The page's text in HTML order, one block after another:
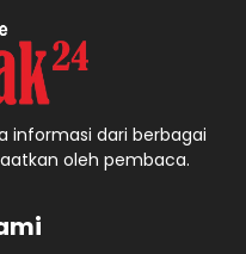
informasi dari berbagai
oleh pembaca.